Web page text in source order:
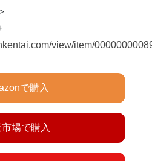
view/item/
で購入
場で購入